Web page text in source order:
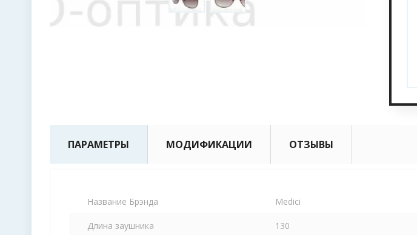
ПАРАМЕТРЫ МОДИФИКАЦИИ ОТЗЫВЫ
Название Брэнда Medici
Длина заушника 130